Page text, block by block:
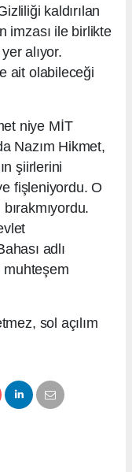
kaldırılan
imzası ile birlikte
alıyor.
ait olabileceği
niye MİT
Nazım Hikmet,
şiirlerini
fişleniyordu. O
adlı
muhteşem
sol açılım